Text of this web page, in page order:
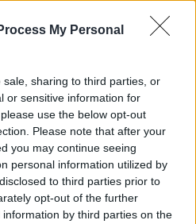
My Personal
sharing to third parties, or
or sensitive information for
use the below opt-out
Please note that after your
you may continue seeing
personal information utilized by
to third parties prior to
opt-out of the further
by third parties on the
2026 16:54
για συνδικαλιστή που
ΕΣΥ και αργότερα
15:01